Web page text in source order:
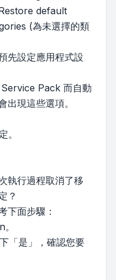
default
(為未選擇的類
設定應用程式設
Pack 而自動
出現這些選項。
。
執行過程取消了移
？
下面步驟：
「是」，確認您要